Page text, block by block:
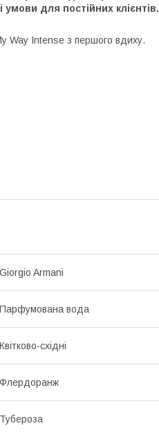
для постійних клієнтів.
Way Intense з першого вдиху.
Giorgio Armani
Парфумована вода
Квітково-східні
Флердоранж
Тубероза